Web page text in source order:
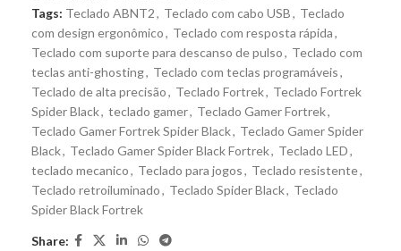
Tags: Teclado ABNT2, Teclado com cabo USB, Teclado
com design ergonômico, Teclado com resposta rápida,
Teclado com suporte para descanso de pulso, Teclado com
teclas anti-ghosting, Teclado com teclas programáveis,
Teclado de alta precisão, Teclado Fortrek, Teclado Fortrek
Spider Black, teclado gamer, Teclado Gamer Fortrek,
Teclado Gamer Fortrek Spider Black, Teclado Gamer Spider
Black, Teclado Gamer Spider Black Fortrek, Teclado LED,
teclado mecanico, Teclado para jogos, Teclado resistente,
Teclado retroiluminado, Teclado Spider Black, Teclado
Spider Black Fortrek
Share: